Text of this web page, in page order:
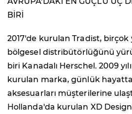
BİRİ
2017'de kurulan Tradist, birçok
bölgesel distribütörlüğünü
biri Kanadalı Herschel. 2009
kurulan marka, günlük
aksesuarları müşterilerine
Hollanda'da kurulan XD